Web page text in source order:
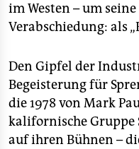
im Westen – um
Verabschiedung: als
Den Gipfel der
Begeisterung für
die 1978 von Mark
kalifornische Gruppe
auf ihren Bühnen –